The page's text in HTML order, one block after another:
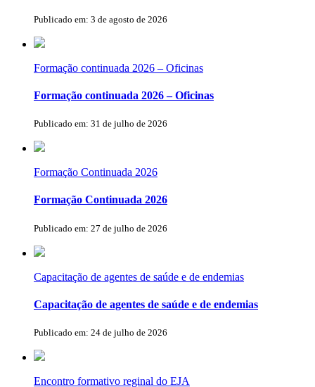
Publicado em: 3 de agosto de 2026
Formação continuada 2026 – Oficinas
Formação continuada 2026 – Oficinas
Publicado em: 31 de julho de 2026
Formação Continuada 2026
Formação Continuada 2026
Publicado em: 27 de julho de 2026
Capacitação de agentes de saúde e de endemias
Capacitação de agentes de saúde e de endemias
Publicado em: 24 de julho de 2026
Encontro formativo reginal do EJA